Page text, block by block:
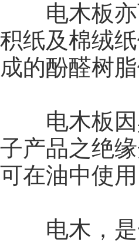
电木板亦
积纸及棉绒
成的酚醛树
电木板因
子产品之绝
可在油中使用
电木，是